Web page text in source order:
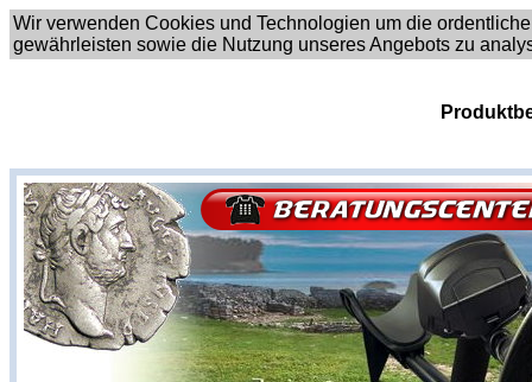
Wir verwenden Cookies und Technologien um die
gewährleisten sowie die Nutzung unseres Angebots zu